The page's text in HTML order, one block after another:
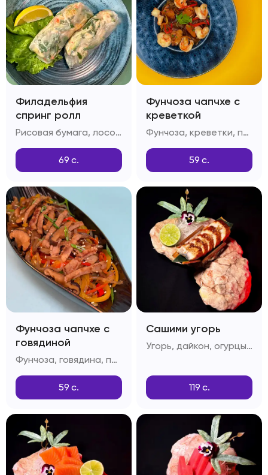
Филадельфия
спринг ролл
Рисовая бумага, лосось, огурец, тобико
69 с.
Фунчоза чапчхе с
креветкой
Фунчоза, креветки, перец болгарский, грибы шитаке, приправа дашида, кунжутное масло
59 с.
Фунчоза чапчхе с
говядиной
Фунчоза, говядина, перец болгарский, грибы шитаке, приправа дашида, кунжутное масло
59 с.
Сашими угорь
Угорь, дайкон, огурцы, лимон
119 с.